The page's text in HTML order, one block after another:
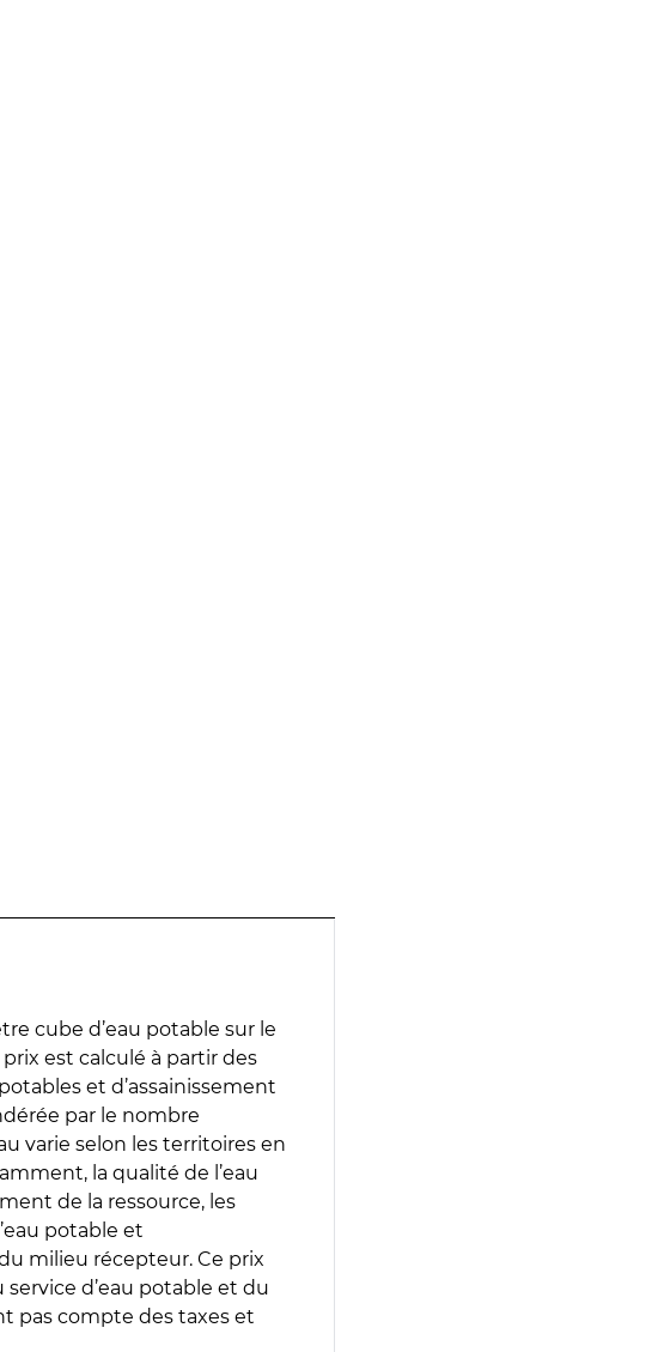
cube d’eau potable sur le
est calculé à partir des
et d’assainissement
par le nombre
varie selon les territoires en
la qualité de l’eau
de la ressource, les
potable et
milieu récepteur. Ce prix
d’eau potable et du
pas compte des taxes et